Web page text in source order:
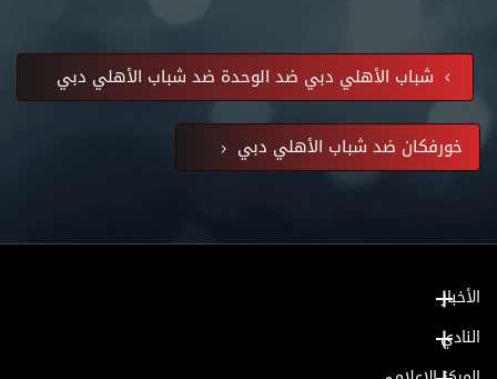
شباب الأهلي دبي ضد الوحدة ضد شباب الأهلي دبي
خورفكان ضد شباب الأهلي دبي
الأخبار
النادي